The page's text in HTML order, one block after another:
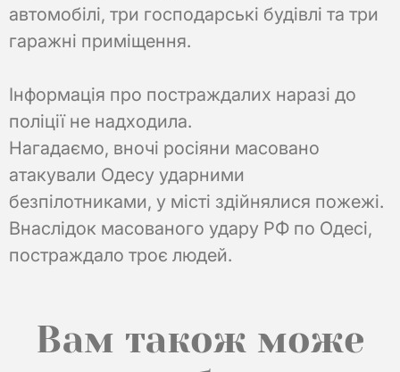
автомобілі, три господарські будівлі та три
гаражні приміщення.
Інформація про постраждалих наразі до
поліції не надходила.
Нагадаємо, вночі росіяни масовано
атакували Одесу ударними
безпілотниками, у місті здійнялися пожежі.
Внаслідок масованого удару РФ по Одесі,
постраждало троє людей.
Вам також може